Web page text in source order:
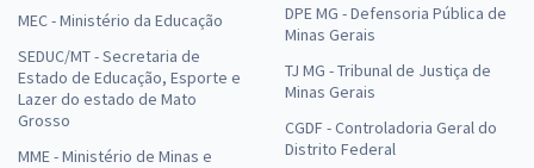
MEC - Ministério da Educação
SEDUC/MT - Secretaria de
Estado de Educação, Esporte e
Lazer do estado de Mato
Grosso
MME - Ministério de Minas e
DPE MG - Defensoria Pública de
Minas Gerais
TJ MG - Tribunal de Justiça de
Minas Gerais
CGDF - Controladoria Geral do
Distrito Federal